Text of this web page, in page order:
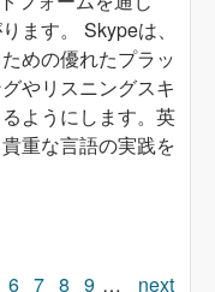
ます。 Skypeは、
めの優れたプラッ
やリスニングスキ
ようにします。英
重な言語の実践を
6 7 8 9 … next